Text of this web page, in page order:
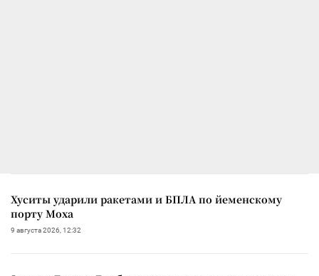
Хуситы ударили ракетами и БПЛА по йеменскому
порту Моха
9 августа 2026, 12:32